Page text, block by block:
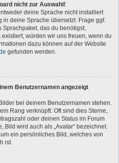
nicht zur Auswahl!
deine Sprache nicht installiert
deine Sprache übersetzt. Frage ggf.
Sprachpaket, das du benötigst,
würden wir uns freuen, wenn du
dazu können auf der Website
gefunden werden.
Benutzernamen angezeigt
bei deinem Benutzernamen stehen.
Rang verknüpft: Oft sind dies Sterne,
oder deinen Status im Forum
Bild wird auch als „Avatar“ bezeichnet.
ein persönliches Bild, welches von
ist.